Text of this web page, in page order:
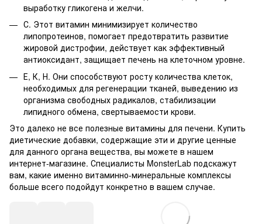
выработку гликогена и желчи.
С. Этот витамин минимизирует количество
липопротеинов, помогает предотвратить развитие
жировой дистрофии, действует как эффективный
антиоксидант, защищает печень на клеточном уровне.
Е, К, Н. Они способствуют росту количества клеток,
необходимых для регенерации тканей, выведению из
организма свободных радикалов, стабилизации
липидного обмена, свертываемости крови.
Это далеко не все полезные витамины для печени. Купить
диетические добавки, содержащие эти и другие ценные
для данного органа вещества, вы можете в нашем
интернет-магазине. Специалисты MonsterLab подскажут
вам, какие именно витаминно-минеральные комплексы
больше всего подойдут конкретно в вашем случае.